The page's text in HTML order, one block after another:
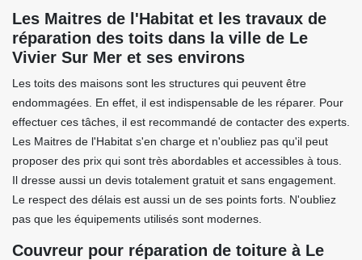
Les Maitres de l'Habitat et les travaux de
réparation des toits dans la ville de Le
Vivier Sur Mer et ses environs
Les toits des maisons sont les structures qui peuvent être
endommagées. En effet, il est indispensable de les réparer. Pour
effectuer ces tâches, il est recommandé de contacter des experts.
Les Maitres de l'Habitat s'en charge et n'oubliez pas qu'il peut
proposer des prix qui sont très abordables et accessibles à tous.
Il dresse aussi un devis totalement gratuit et sans engagement.
Le respect des délais est aussi un de ses points forts. N'oubliez
pas que les équipements utilisés sont modernes.
Couvreur pour réparation de toiture à Le